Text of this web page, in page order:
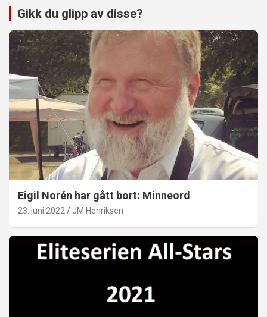
Gikk du glipp av disse?
Eigil Norén har gått bort: Minneord
23. juni 2022 JM Henriksen